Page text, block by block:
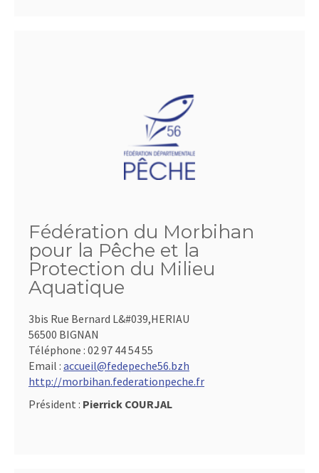
Fédération du Morbihan
pour la Pêche et la
Protection du Milieu
Aquatique
3bis Rue Bernard L&#039,HERIAU
56500 BIGNAN
Téléphone : 02 97 44 54 55
Email : accueil@fedepeche56.bzh
http://morbihan.federationpeche.fr
Président : Pierrick COURJAL